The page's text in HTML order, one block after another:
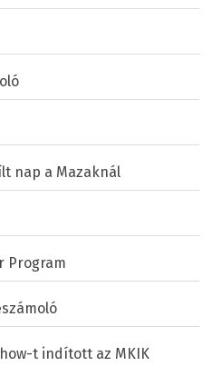
nap a Mazaknál
Program
t indított az MKIK